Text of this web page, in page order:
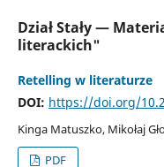
Dział Stały —
literackich"
Retelling w literaturze
DOI: https://doi.org/
Kinga Matuszko, Mikołaj
PDF